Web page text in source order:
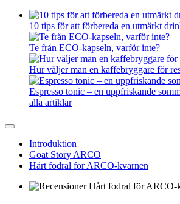
10 tips för att förbereda en utmärkt
Te från ECO-kapseln, varför inte?
Hur väljer man en kaffebryggare för
Espresso tonic – en uppfriskande
alla artiklar
Introduktion
Goat Story ARCO
Hårt fodral för ARCO-kvarnen